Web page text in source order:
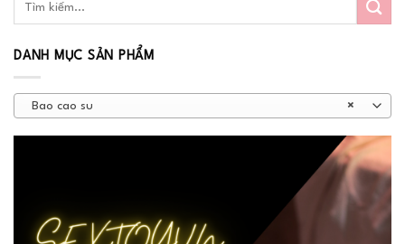
DANH MỤC SẢN PHẨM
×
Bao cao su